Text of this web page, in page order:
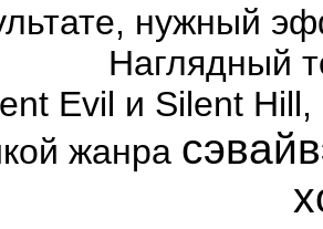
нужный
Наглядный
Evil и Silent
жанра